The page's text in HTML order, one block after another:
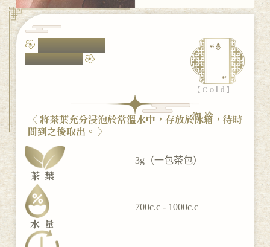
冷泡
【Cold】
〈 將茶葉充分浸泡於常溫水中，存放於冰箱，待時
間到之後取出。 〉
茶葉
3g（一包茶包）
水量
700c.c - 1000c.c